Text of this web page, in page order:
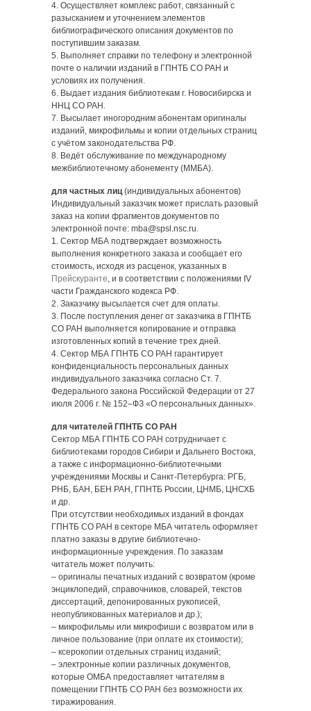
4. Осуществляет комплекс работ, связанный с
разысканием и уточнением элементов
библиографического описания документов по
поступившим заказам.
5. Выполняет справки по телефону и электронной
почте о наличии изданий в ГПНТБ СО РАН и
условиях их получения.
6. Выдает издания библиотекам г. Новосибирска и
ННЦ СО РАН.
7. Высылает иногородним абонентам оригиналы
изданий, микрофильмы и копии отдельных страниц
с учётом законодательства РФ.
8. Ведёт обслуживание по международному
межбиблиотечному абонементу (ММБА).
для частных лиц(индивидуальных абонентов)
Индивидуальный заказчик может прислать разовый
заказ на копии фрагментов документов по
электронной почте: mba@spsl.nsc.ru.
1. Сектор МБА подтверждает возможность
выполнения конкретного заказа и сообщает его
стоимость, исходя из расценок, указанных в
Прейскуранте, и в соответствии с положениями IV
части Гражданского кодекса РФ.
2. Заказчику высылается счет для оплаты.
3. После поступления денег от заказчика в ГПНТБ
СО РАН выполняется копирование и отправка
изготовленных копий в течение трех дней.
4. Сектор МБА ГПНТБ СО РАН гарантирует
конфиденциальность персональных данных
индивидуального заказчика согласно Ст. 7.
Федерального закона Российской Федерации от 27
июля 2006 г. № 152–ФЗ «О персональных данных».
для читателей ГПНТБ СО РАН
Сектор МБА ГПНТБ СО РАН сотрудничает с
библиотеками городов Сибири и Дальнего Востока,
а также с информационно-библиотечными
учреждениями Москвы и Санкт-Петербурга: РГБ,
РНБ, БАН, БЕН РАН, ГПНТБ России, ЦНМБ, ЦНСХБ
и др.
При отсутствии необходимых изданий в фондах
ГПНТБ СО РАН в секторе МБА читатель оформляет
платно заказы в другие библиотечно-
информационные учреждения. По заказам
читатель может получить:
– оригиналы печатных изданий с возвратом (кроме
энциклопедий, справочников, словарей, текстов
диссертаций, депонированных рукописей,
неопубликованных материалов и др.);
– микрофильмы или микрофиши с возвратом или в
личное пользование (при оплате их стоимости);
– ксерокопии отдельных страниц изданий;
– электронные копии различных документов,
которые ОМБА предоставляет читателям в
помещении ГПНТБ СО РАН без возможности их
тиражирования.